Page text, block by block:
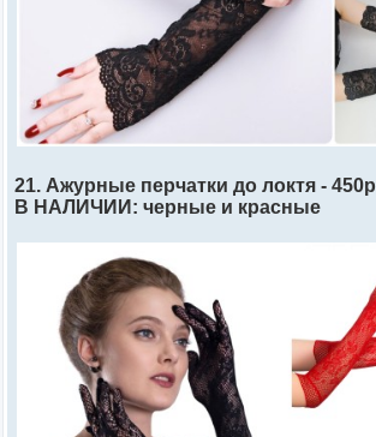
21. Ажурные перчатки до локтя - 450р
В НАЛИЧИИ: черные и красные